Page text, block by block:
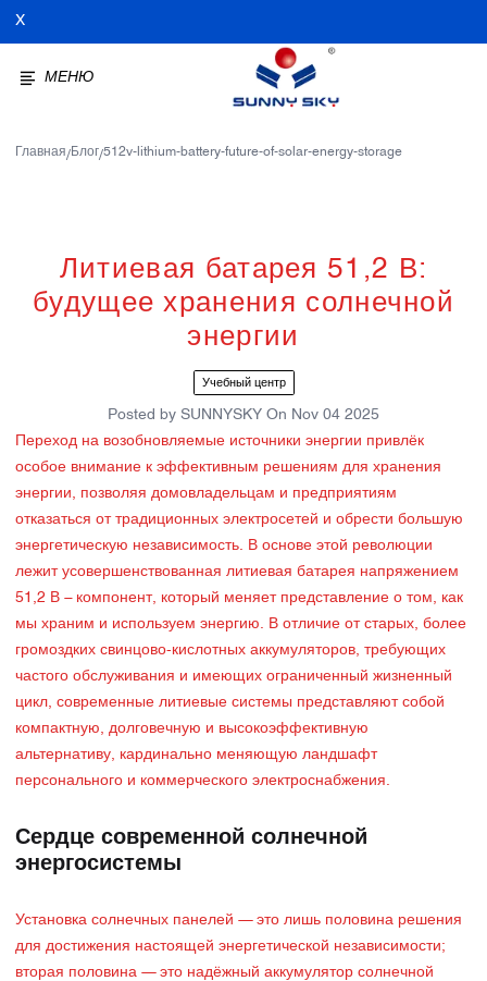
X
МЕНЮ
Главная/Блог/512v-lithium-battery-future-of-solar-energy-storage
Литиевая батарея 51,2 В:
будущее хранения солнечной
энергии
Учебный центр
Posted by SUNNYSKY On Nov 04 2025
Переход на возобновляемые источники энергии привлёк
особое внимание к эффективным решениям для хранения
энергии, позволяя домовладельцам и предприятиям
отказаться от традиционных электросетей и обрести большую
энергетическую независимость. В основе этой революции
лежит усовершенствованная литиевая батарея напряжением
51,2 В – компонент, который меняет представление о том, как
мы храним и используем энергию. В отличие от старых, более
громоздких свинцово-кислотных аккумуляторов, требующих
частого обслуживания и имеющих ограниченный жизненный
цикл, современные литиевые системы представляют собой
компактную, долговечную и высокоэффективную
альтернативу, кардинально меняющую ландшафт
персонального и коммерческого электроснабжения.
Сердце современной солнечной
энергосистемы
Установка солнечных панелей — это лишь половина решения
для достижения настоящей энергетической независимости;
вторая половина — это надёжный аккумулятор солнечной